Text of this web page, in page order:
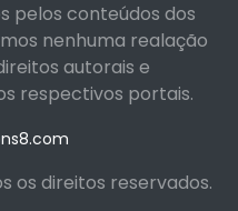
pelos conteúdos dos
nenhuma realação
autorais e
respectivos portais.
os direitos reservados.